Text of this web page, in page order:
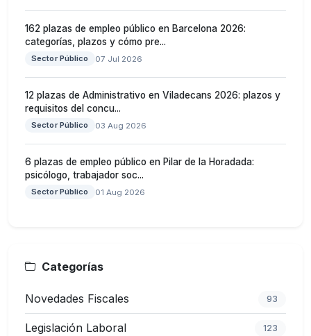
162 plazas de empleo público en Barcelona 2026:
categorías, plazos y cómo pre...
Sector Público 07 Jul 2026
12 plazas de Administrativo en Viladecans 2026: plazos y
requisitos del concu...
Sector Público 03 Aug 2026
6 plazas de empleo público en Pilar de la Horadada:
psicólogo, trabajador soc...
Sector Público 01 Aug 2026
Categorías
Novedades Fiscales 93
Legislación Laboral 123